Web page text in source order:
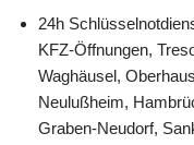
24h
KFZ-Öffnungen,
Waghäusel,
Neulußheim,
Graben-Neudorf,